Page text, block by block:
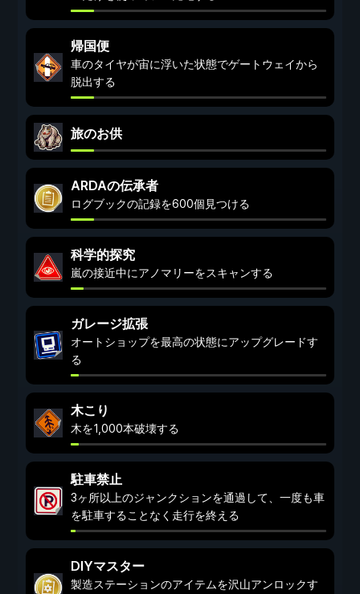
帰国便
車のタイヤが宙に浮いた状態でゲートウェイから
脱出する
旅のお供
ARDAの伝承者
ログブックの記録を600個見つける
科学的探究
嵐の接近中にアノマリーをスキャンする
ガレージ拡張
オートショップを最高の状態にアップグレードす
る
木こり
木を1,000本破壊する
駐車禁止
3ヶ所以上のジャンクションを通過して、一度も車
を駐車することなく走行を終える
DIYマスター
製造ステーションのアイテムを沢山アンロックす